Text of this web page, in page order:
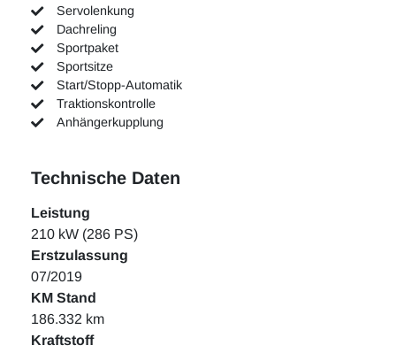
Servolenkung
Dachreling
Sportpaket
Sportsitze
Start/Stopp-Automatik
Traktionskontrolle
Anhängerkupplung
Technische Daten
Leistung
210 kW (286 PS)
Erstzulassung
07/2019
KM Stand
186.332 km
Kraftstoff